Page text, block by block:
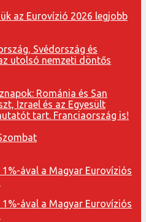
az Eurovízió 2026 legjobb
Svédország és
utolsó nemzeti döntős
Románia és San
Izrael és az Egyesült
tart. Franciaország is!
ával a Magyar Eurovíziós
ával a Magyar Eurovíziós